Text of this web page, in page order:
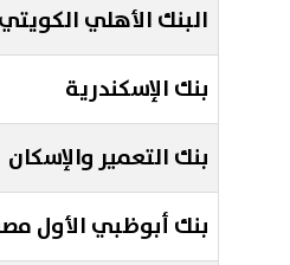
البنك الأهلي الكويتي
بنك الإسكندرية
بنك التعمير والإسكان
بنك أبوظبي الأول